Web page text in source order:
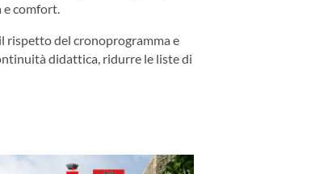
e comfort.
rispetto del cronoprogramma e
didattica, ridurre le liste di